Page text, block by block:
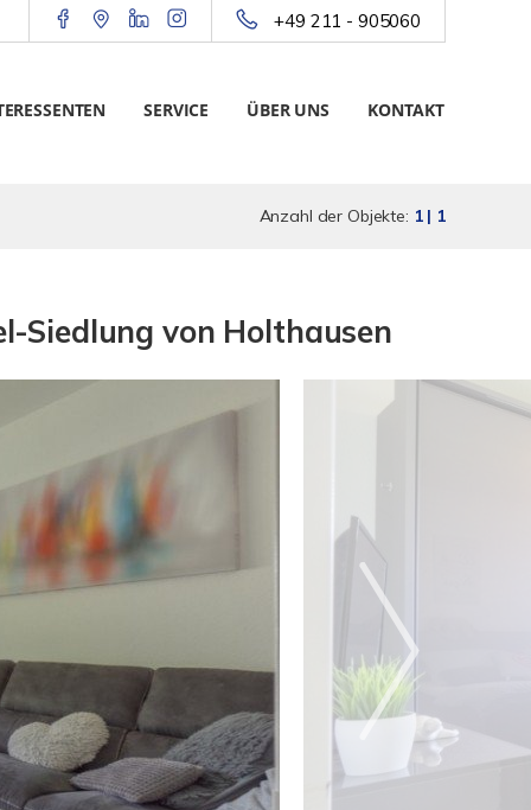
+49 211 - 905060
SERVICE ÜBER UNS KONTAKT
Anzahl der Objekte: 1 | 1
Siedlung von Holthausen